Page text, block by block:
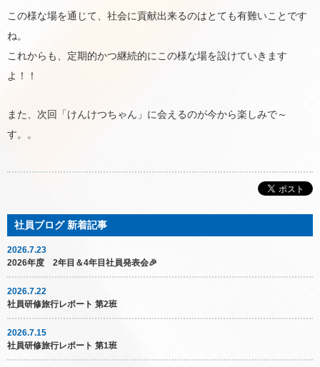
この様な場を通じて、社会に貢献出来るのはとても有難いことです
ね。
これからも、定期的かつ継続的にこの様な場を設けていきます
よ！！
また、次回「けんけつちゃん」に会えるのが今から楽しみで～
す。。
2026.7.23
2026年度 2年目＆4年目社員発表会🎉
2026.7.22
社員研修旅行レポート 第2班
2026.7.15
社員研修旅行レポート 第1班